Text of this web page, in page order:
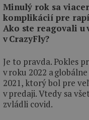
Minulý rok sa
komplikácií pre
Ako ste reagovali u
v CrazyFly?
Je to pravda. Pokles
v roku 2022 a
2021, ktorý bol pre
v predaji. Vtedy sa
zvládli covid.